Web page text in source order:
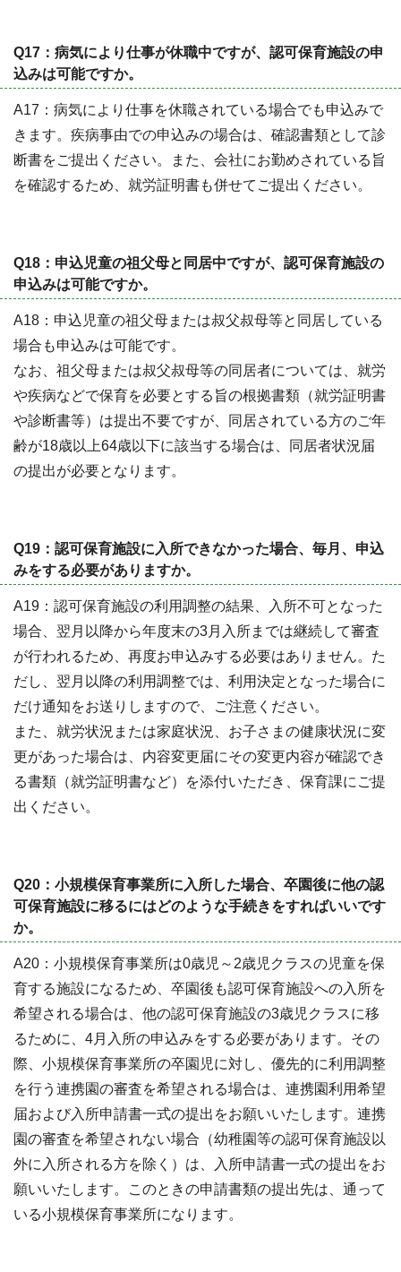
Q17：病気により仕事が休職中ですが、認可保育施設の申
込みは可能ですか。
A17：病気により仕事を休職されている場合でも申込みで
きます。疾病事由での申込みの場合は、確認書類として診
断書をご提出ください。また、会社にお勤めされている旨
を確認するため、就労証明書も併せてご提出ください。
Q18：申込児童の祖父母と同居中ですが、認可保育施設の
申込みは可能ですか。
A18：申込児童の祖父母または叔父叔母等と同居している
場合も申込みは可能です。
なお、祖父母または叔父叔母等の同居者については、就労
や疾病などで保育を必要とする旨の根拠書類（就労証明書
や診断書等）は提出不要ですが、同居されている方のご年
齢が18歳以上64歳以下に該当する場合は、同居者状況届
の提出が必要となります。
Q19：認可保育施設に入所できなかった場合、毎月、申込
みをする必要がありますか。
A19：認可保育施設の利用調整の結果、入所不可となった
場合、翌月以降から年度末の3月入所までは継続して審査
が行われるため、再度お申込みする必要はありません。た
だし、翌月以降の利用調整では、利用決定となった場合に
だけ通知をお送りしますので、ご注意ください。
また、就労状況または家庭状況、お子さまの健康状況に変
更があった場合は、内容変更届にその変更内容が確認でき
る書類（就労証明書など）を添付いただき、保育課にご提
出ください。
Q20：小規模保育事業所に入所した場合、卒園後に他の認
可保育施設に移るにはどのような手続きをすればいいです
か。
A20：小規模保育事業所は0歳児～2歳児クラスの児童を保
育する施設になるため、卒園後も認可保育施設への入所を
希望される場合は、他の認可保育施設の3歳児クラスに移
るために、4月入所の申込みをする必要があります。その
際、小規模保育事業所の卒園児に対し、優先的に利用調整
を行う連携園の審査を希望される場合は、連携園利用希望
届および入所申請書一式の提出をお願いいたします。連携
園の審査を希望されない場合（幼稚園等の認可保育施設以
外に入所される方を除く）は、入所申請書一式の提出をお
願いいたします。このときの申請書類の提出先は、通って
いる小規模保育事業所になります。